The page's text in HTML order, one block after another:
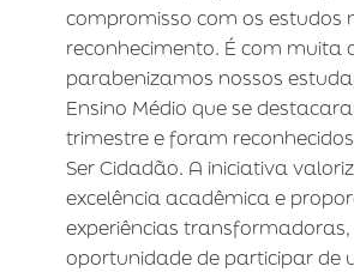
compromisso com os estudos
reconhecimento. É com muita
parabenizamos nossos
Ensino Médio que se
trimestre e foram
Ser Cidadão. A iniciativa
excelência acadêmica e
experiências
oportunidade de participar de